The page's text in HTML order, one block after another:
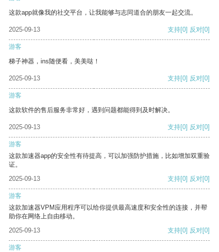
这款app就像我的社交平台，让我能够与志同道合的朋友一起交流。
2025-09-13 支持[0] 反对[0]
游客
梯子神器，ins随便看，美美哒！
2025-09-13 支持[0] 反对[0]
游客
这款软件的售后服务非常好，遇到问题都能得到及时解决。
2025-09-13 支持[0] 反对[0]
游客
这款加速器app的安全性有待提高，可以加强防护措施，比如增加双重验
证。
2025-09-13
支持[0] 反对[0]
游客
这款加速器VPM应用程序可以给你提供最高速度和安全性的连接，并帮
助你在网络上自由移动。
2025-09-13
支持[0] 反对[0]
游客